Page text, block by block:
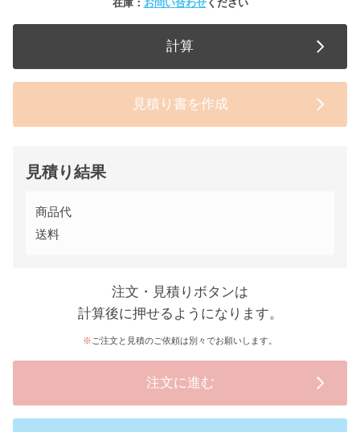
在庫： お問い合わせください
計算
見積り書を作成
見積り結果
商品代
送料
注文・見積りボタンは
計算後に押せるようになります。
ご注文と見積のご依頼は別々でお願いします。
注文に進む